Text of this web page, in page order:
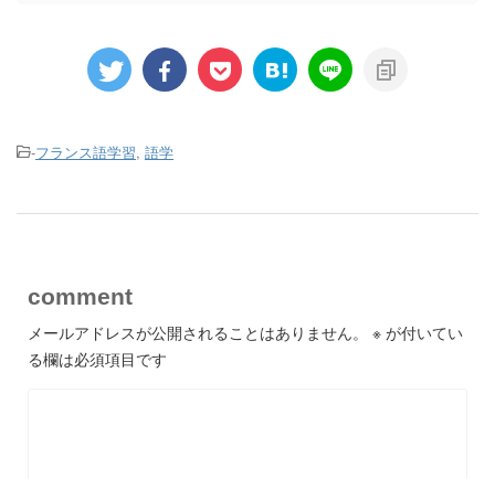
-フランス語学習, 語学
comment
メールアドレスが公開されることはありません。 ※ が付いてい
る欄は必須項目です